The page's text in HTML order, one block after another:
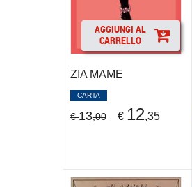
AGGIUNGI AL
CARRELLO
ZIA MAME
CARTA
€13,00 € 12,35